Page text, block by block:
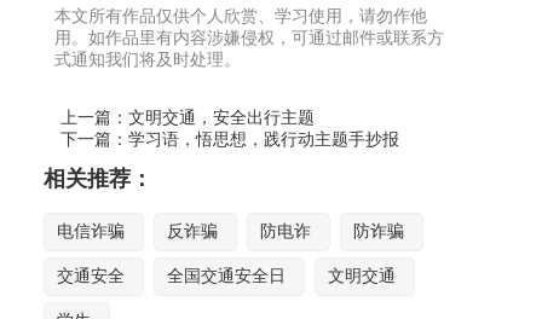
本文所有作品仅供个人欣赏、学习使用，请勿作他
用。如作品里有内容涉嫌侵权，可通过邮件或联系方
式通知我们将及时处理。
上一篇： 文明交通，安全出行主题
下一篇： 学习语，悟思想，践行动主题手抄报
相关推荐：
电信诈骗 反诈骗 防电诈 防诈骗
交通安全 全国交通安全日 文明交通